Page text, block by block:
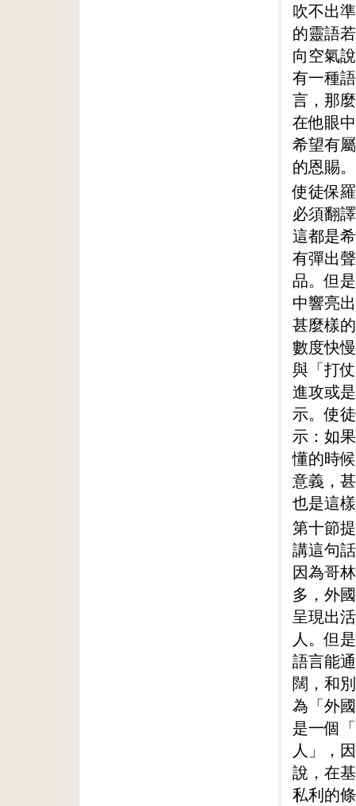
吹不出
的靈語
向空氣
有一種
言，那
在他眼
希望有
的恩賜。
使徒保
必須翻
這都是
有彈出
品。但
中響亮
甚麼樣
數度快
與「打
進攻或
示。使
示：如
懂的時
意義，
也是這
第十節
講這句
因為哥
多，外
呈現出
人。但
語言能
闊，和
為「外
是一個
人」，
說，在
私利的